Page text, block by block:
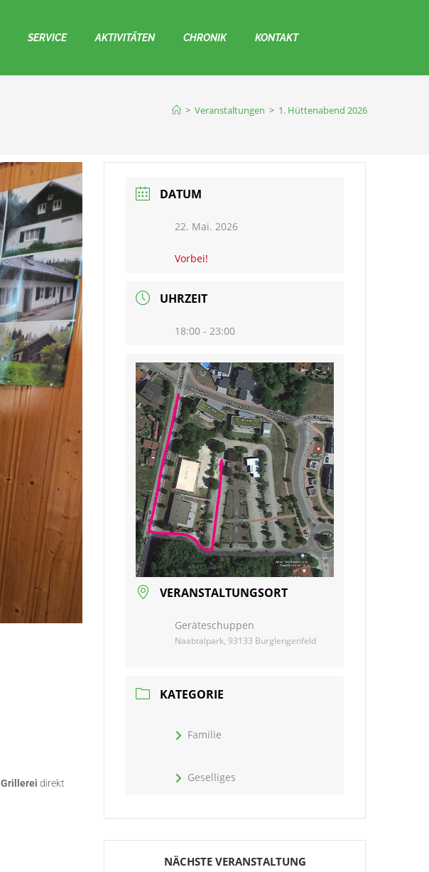
SERVICE AKTIVITÄTEN CHRONIK KONTAKT
> Veranstaltungen > 1. Hüttenabend 2026
Grillerei direkt
DATUM
22. Mai. 2026
Vorbei!
UHRZEIT
18:00 - 23:00
VERANSTALTUNGSORT
Geräteschuppen
Naabtalpark, 93133 Burglengenfeld
KATEGORIE
Familie
Geselliges
NÄCHSTE VERANSTALTUNG